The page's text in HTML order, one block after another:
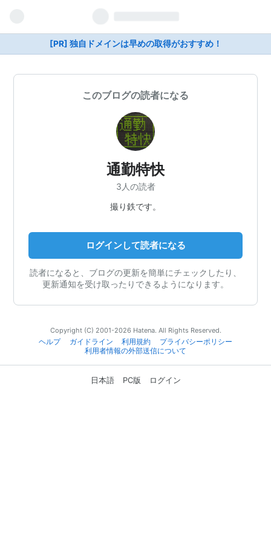
[PR] 独自ドメインは早めの取得がおすすめ！
このブログの読者になる
通勤特快
3人の読者
撮り鉄です。
ログインして読者になる
読者になると、ブログの更新を簡単にチェックしたり、
更新通知を受け取ったりできるようになります。
Copyright (C) 2001-2026 Hatena. All Rights Reserved.
ヘルプ
ガイドライン 利用規約
プライバシーポリシー
利用者情報の外部送信について
日本語 PC版 ログイン